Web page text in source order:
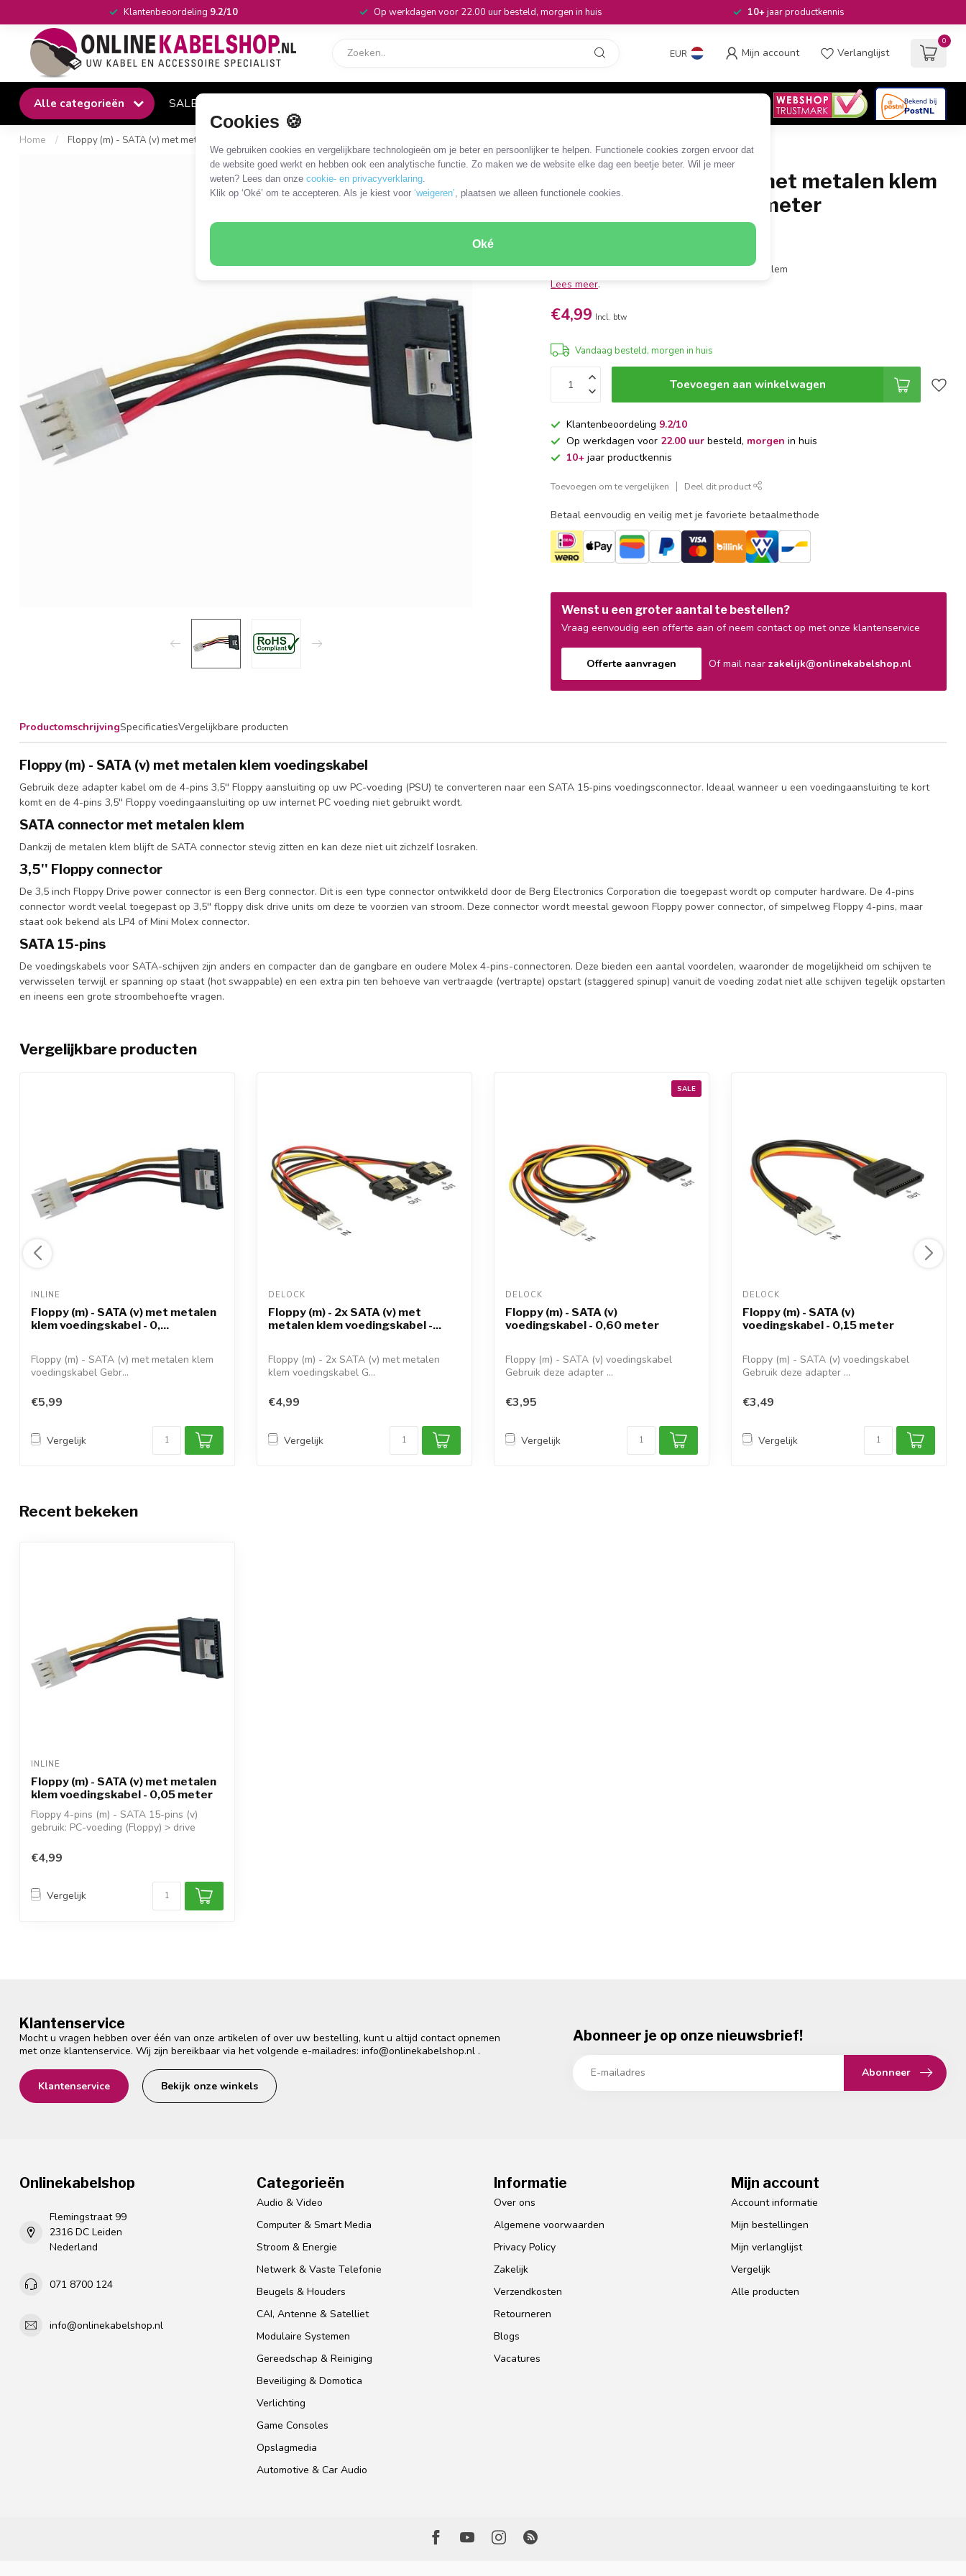
Cookies 🍪
We gebruiken cookies en vergelijkbare technologieën om je beter en persoonlijker te helpen. Functionele cookies zorgen ervoor dat
de website goed werkt en hebben ook een analytische functie. Zo maken we de website elke dag een beetje beter. Wil je meer
weten? Lees dan onze cookie- en privacyverklaring.
Klik op ‘Oké’ om te accepteren. Als je kiest voor ‘weigeren’, plaatsen we alleen functionele cookies.
Oké
Klantenbeoordeling 9.2/10 Op werkdagen voor 22.00 uur besteld, morgen in huis 10+jaar productkennis
EUR Mijn account Verlanglijst
0
Alle categorieën SALE
Home / Floppy (m) - SATA (v) met metalen klem voedingskabel - 0,05 meter
OKS-38523
Floppy (m) - SATA (v) met metalen klem
voedingskabel - 0,05 meter
type rechte Floppy / rechte SATA met metalen klem
Lees meer.
€4,99 Incl. btw
Vandaag besteld, morgen in huis
Toevoegen aan winkelwagen
Klantenbeoordeling 9.2/10
Op werkdagen voor 22.00 uur besteld, morgen in huis
10+ jaar productkennis
Toevoegen om te vergelijken Deel dit product
Betaal eenvoudig en veilig met je favoriete betaalmethode
Wenst u een groter aantal te bestellen?
Vraag eenvoudig een offerte aan of neem contact op met onze klantenservice
Offerte aanvragen Of mail naarzakelijk@onlinekabelshop.nl
ProductomschrijvingSpecificatiesVergelijkbare producten
Floppy (m) - SATA (v) met metalen klem voedingskabel
Gebruik deze adapter kabel om de 4-pins 3,5'' Floppy aansluiting op uw PC-voeding (PSU) te converteren naar een SATA 15-pins voedingsconnector. Ideaal wanneer u een voedingaansluiting te kort
komt en de 4-pins 3,5'' Floppy voedingaansluiting op uw internet PC voeding niet gebruikt wordt.
SATA connector met metalen klem
Dankzij de metalen klem blijft de SATA connector stevig zitten en kan deze niet uit zichzelf losraken.
3,5'' Floppy connector
De 3,5 inch Floppy Drive power connector is een Berg connector. Dit is een type connector ontwikkeld door de Berg Electronics Corporation die toegepast wordt op computer hardware. De 4-pins
connector wordt veelal toegepast op 3,5'' floppy disk drive units om deze te voorzien van stroom. Deze connector wordt meestal gewoon Floppy power connector, of simpelweg Floppy 4-pins, maar
staat ook bekend als LP4 of Mini Molex connector.
SATA 15-pins
De voedingskabels voor SATA-schijven zijn anders en compacter dan de gangbare en oudere Molex 4-pins-connectoren. Deze bieden een aantal voordelen, waaronder de mogelijkheid om schijven te
verwisselen terwijl er spanning op staat (hot swappable) en een extra pin ten behoeve van vertraagde (vertrapte) opstart (staggered spinup) vanuit de voeding zodat niet alle schijven tegelijk opstarten
en ineens een grote stroombehoefte vragen.
Vergelijkbare producten
INLINE
Floppy (m) - SATA (v) met metalen
klem voedingskabel - 0,...
Floppy (m) - SATA (v) met metalen klem
voedingskabel Gebr...
€5,99
Vergelijk
DELOCK
Floppy (m) - 2x SATA (v) met
metalen klem voedingskabel -...
Floppy (m) - 2x SATA (v) met metalen
klem voedingskabel G...
€4,99
Vergelijk
SALE
DELOCK
Floppy (m) - SATA (v)
voedingskabel - 0,60 meter
Floppy (m) - SATA (v) voedingskabel
Gebruik deze adapter ...
€3,95
Vergelijk
DELOCK
Floppy (m) - SATA (v)
voedingskabel - 0,15 meter
Floppy (m) - SATA (v) voedingskabel
Gebruik deze adapter ...
€3,49
Vergelijk
Recent bekeken
INLINE
Floppy (m) - SATA (v) met metalen
klem voedingskabel - 0,05 meter
Floppy 4-pins (m) - SATA 15-pins (v)
gebruik: PC-voeding (Floppy) > drive
€4,99
Vergelijk
Klantenservice
Mocht u vragen hebben over één van onze artikelen of over uw bestelling, kunt u altijd contact opnemen
met onze klantenservice. Wij zijn bereikbaar via het volgende e-mailadres: info@onlinekabelshop.nl .
Klantenservice Bekijk onze winkels
Abonneer je op onze nieuwsbrief!
Abonneer
Onlinekabelshop
Flemingstraat 99
2316 DC Leiden
Nederland
071 8700 124
info@onlinekabelshop.nl
Categorieën
Audio & Video
Computer & Smart Media
Stroom & Energie
Netwerk & Vaste Telefonie
Beugels & Houders
CAI, Antenne & Satelliet
Modulaire Systemen
Gereedschap & Reiniging
Beveiliging & Domotica
Verlichting
Game Consoles
Opslagmedia
Automotive & Car Audio
Informatie
Over ons
Algemene voorwaarden
Privacy Policy
Zakelijk
Verzendkosten
Retourneren
Blogs
Vacatures
Mijn account
Account informatie
Mijn bestellingen
Mijn verlanglijst
Vergelijk
Alle producten